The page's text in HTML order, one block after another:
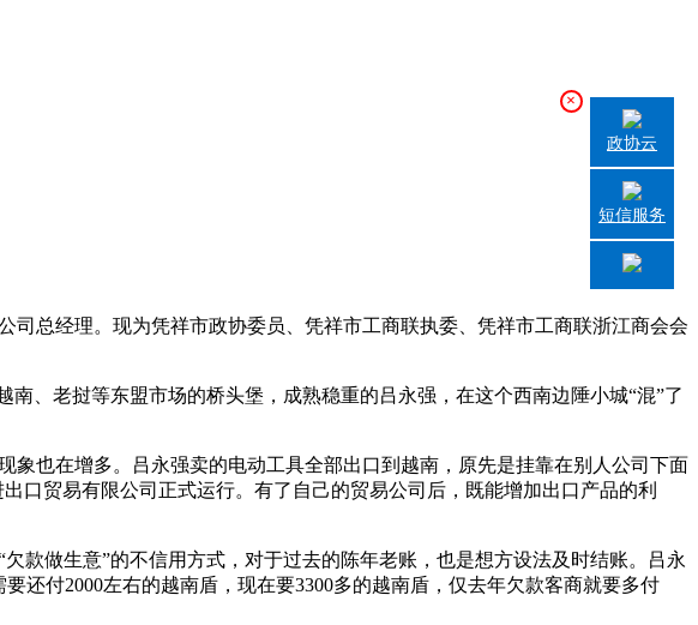
总经理。现为凭祥市政协委员、凭祥市工商联执委、凭祥市工商联浙江商会会
、老挝等东盟市场的桥头堡，成熟稳重的吕永强，在这个西南边陲小城“混”了
也在增多。吕永强卖的电动工具全部出口到越南，原先是挂靠在别人公司下面
口贸易有限公司正式运行。有了自己的贸易公司后，既能增加出口产品的利
做生意”的不信用方式，对于过去的陈年老账，也是想方设法及时结账。吕永
还付2000左右的越南盾，现在要3300多的越南盾，仅去年欠款客商就要多付
×
政协云
短信服务